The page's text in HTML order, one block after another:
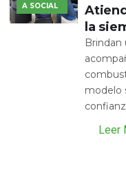
A SOCIAL
la
Brindan
modelo
Leer